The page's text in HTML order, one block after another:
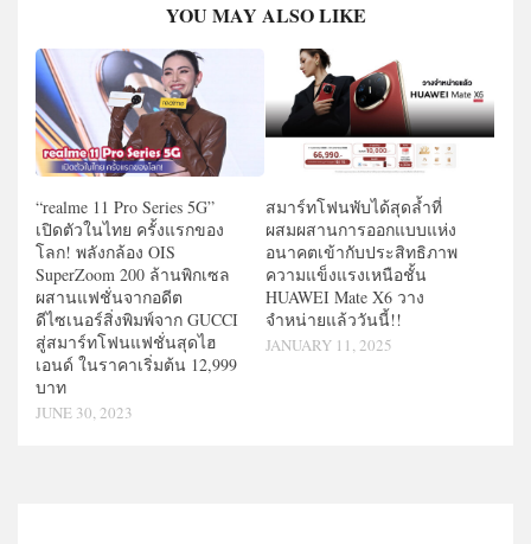
YOU MAY ALSO LIKE
“realme 11 Pro Series 5G”
เปิดตัวในไทย ครั้งแรกของ
โลก! พลังกล้อง OIS
SuperZoom 200 ล้านพิกเซล
ผสานแฟชั่นจากอดีต
ดีไซเนอร์สิ่งพิมพ์จาก GUCCI
สู่สมาร์ทโฟนแฟชั่นสุดไฮ
เอนด์ ในราคาเริ่มต้น 12,999
บาท
JUNE 30, 2023
สมาร์ทโฟนพับได้สุดล้ำที่
ผสมผสานการออกแบบแห่ง
อนาคตเข้ากับประสิทธิภาพ
ความแข็งแรงเหนือชั้น
HUAWEI Mate X6 วาง
จำหน่ายแล้ววันนี้!!
JANUARY 11, 2025